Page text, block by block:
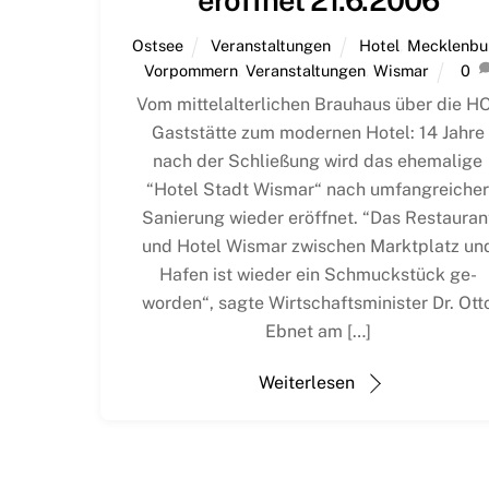
Ostsee Veranstaltungen Hotel
Vorpommern, Veranstaltungen, Wismar 0
Vom mittelalterlichen Brauhaus über die
Gaststätte zum modernen Hotel: 14 Jahre
nach der Schließung wird das ehemalige
“Hotel Stadt Wismar“ nach umfangreicher
Sanie­rung wieder eröffnet. “Das
und Hotel Wismar zwi­schen Marktplatz
Hafen ist wieder ein Schmuckstück ge­
worden“, sagte Wirtschaftsminister Dr.
Ebnet am […]
Weiterlesen